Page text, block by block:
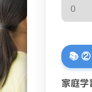
📚 ②
家庭学